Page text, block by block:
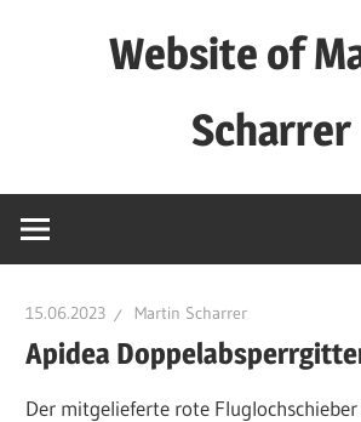
Website of
Scharrer
Website
15.06.2023 Martin Scharrer
Apidea
Der mitgelieferte rote